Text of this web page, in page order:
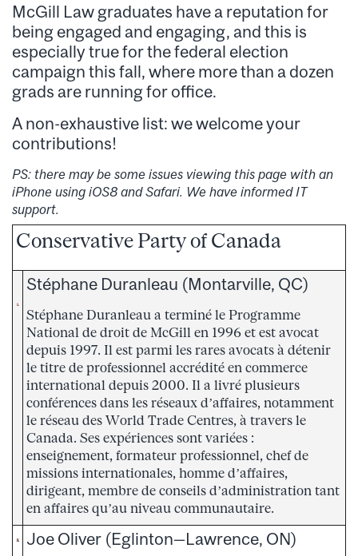
McGill Law graduates have a reputation for
being engaged and engaging, and this is
especially true for the federal election
campaign this fall, where more than a dozen
grads are running for office.
A non-exhaustive list: we welcome your
contributions!
PS: there may be some issues viewing this page with an
iPhone using iOS8 and Safari. We have informed IT
support.
Conservative Party of Canada
Stéphane Duranleau (Montarville, QC)
Stéphane Duranleau a terminé le Programme
National de droit de McGill en 1996 et est avocat
depuis 1997. Il est parmi les rares avocats à détenir
le titre de professionnel accrédité en commerce
international depuis 2000. Il a livré plusieurs
conférences dans les réseaux d’affaires, notamment
le réseau des World Trade Centres, à travers le
Canada. Ses expériences sont variées :
enseignement, formateur professionnel, chef de
missions internationales, homme d’affaires,
dirigeant, membre de conseils d’administration tant
en affaires qu’au niveau communautaire.
Joe Oliver (Eglinton—Lawrence, ON)